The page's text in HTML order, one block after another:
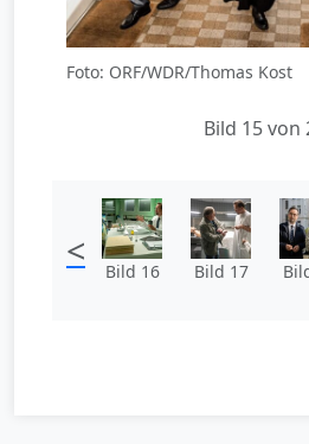
Foto: ORF/WDR/Thomas Kost
Bild 15 von
< Bild 16 Bild 17